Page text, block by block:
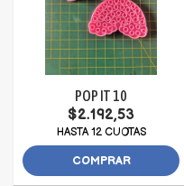
POP IT 10
$2.192,53
HASTA 12 CUOTAS
COMPRAR